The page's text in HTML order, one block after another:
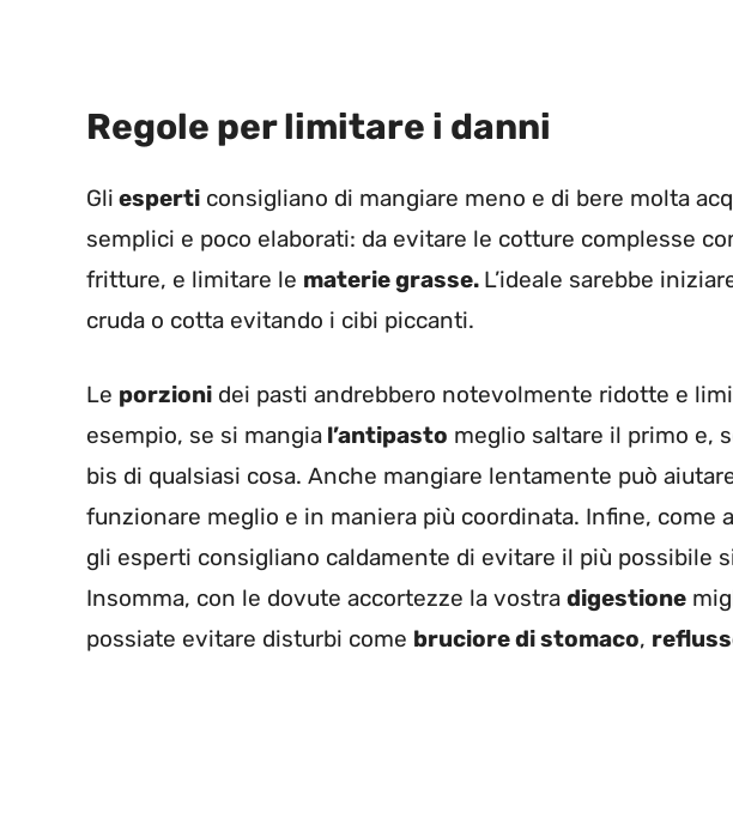
Regole per limitare i danni
Gli esperti consigliano di mangiare meno e di bere molta
semplici e poco elaborati: da evitare le cotture complesse
fritture, e limitare le materie grasse. L’ideale sarebbe
cruda o cotta evitando i cibi piccanti.
Le porzioni dei pasti andrebbero notevolmente ridotte e
esempio, se si mangia l’antipasto meglio saltare il primo e,
bis di qualsiasi cosa. Anche mangiare lentamente può
funzionare meglio e in maniera più coordinata. Infine, come
gli esperti consigliano caldamente di evitare il più possibile
Insomma, con le dovute accortezze la vostra digestione
possiate evitare disturbi come bruciore di stomaco,